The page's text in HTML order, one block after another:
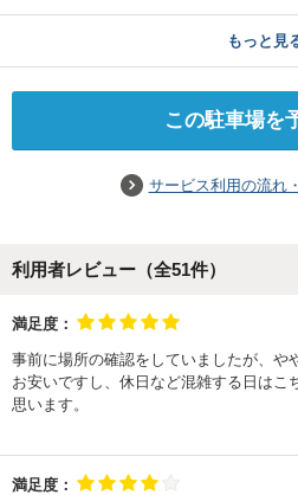
もっと見
この駐車場を
サービス利用の流れ
利用者レビュー（全51件）
満足度：
事前に場所の確認をしていましたが、や
お安いですし、休日など混雑する日はこ
思います。
満足度：